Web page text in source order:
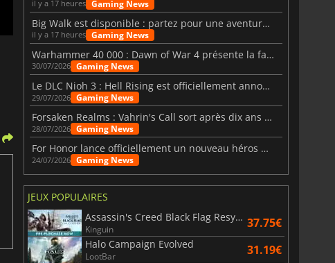
il y a 17 heures Gaming News
Big Walk est disponible : partez pour une aventure entre amis
il y a 17 heures Gaming News
Warhammer 40 000 : Dawn of War 4 présente la faction des Nécrons
30/07/2026 Gaming News
Le DLC Nioh 3 : Hell Rising est officiellement annoncé
29/07/2026 Gaming News
Forsaken Realms : Vahrin's Call sort après dix ans de développement
28/07/2026 Gaming News
For Honor lance officiellement un nouveau héros nommé Arakure
24/07/2026 Gaming News
JEUX POPULAIRES
Assassin's Creed Black Flag Resynced
Kinguin 37.75€
Halo Campaign Evolved
LootBar 31.19€